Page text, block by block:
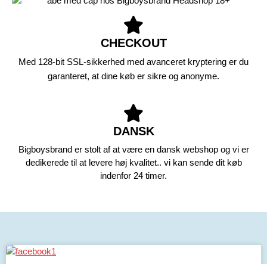
CHECKOUT
Med 128-bit SSL-sikkerhed med avanceret kryptering er du
garanteret, at dine køb er sikre og anonyme.
DANSK
Bigboysbrand er stolt af at være en dansk webshop og vi er
dedikerede til at levere høj kvalitet.. vi kan sende dit køb
indenfor 24 timer.